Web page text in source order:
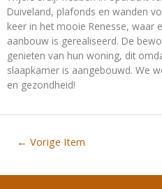
Duiveland, plafonds en wanden
keer in het mooie Renesse, waar
aanbouw is gerealiseerd. De
genieten van hun woning, dit
slaapkamer is aangebouwd. We
en gezondheid!
← Vorige Item